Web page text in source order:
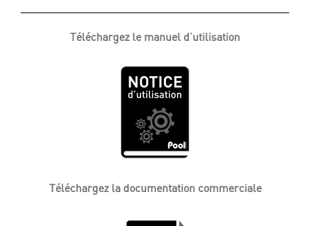
Téléchargez le manuel d’utilisation
Téléchargez la documentation commerciale